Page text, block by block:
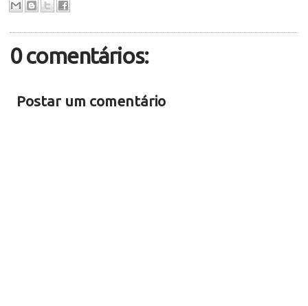
0 comentários:
Postar um comentário